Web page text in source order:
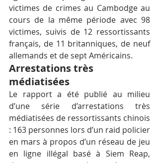
victimes de crimes au Cambodge au
cours de la même période avec 98
victimes, suivis de 12 ressortissants
français, de 11 britanniques, de neuf
allemands et de sept Américains.
Arrestations très
médiatisées
Le rapport a été publié au milieu
d’une série d’arrestations très
médiatisées de ressortissants chinois
: 163 personnes lors d’un raid policier
en mars à propos d’un réseau de jeu
en ligne illégal basé à Siem Reap,